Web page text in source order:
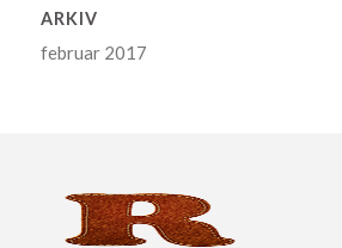
ARKIV
februar 2017